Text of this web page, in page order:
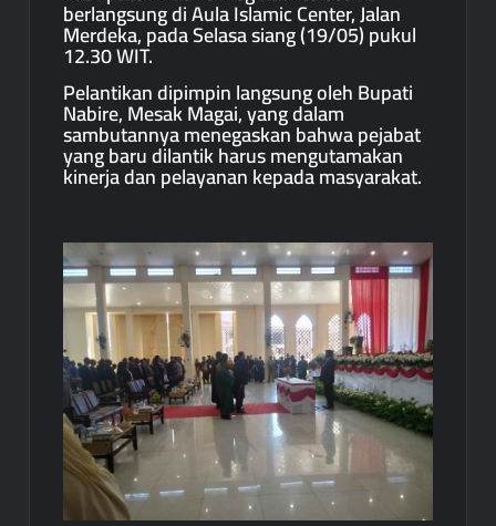
berlangsung di Aula Islamic Center, Jalan
Merdeka, pada Selasa siang (19/05) pukul
12.30 WIT.
Pelantikan dipimpin langsung oleh Bupati
Nabire, Mesak Magai, yang dalam
sambutannya menegaskan bahwa pejabat
yang baru dilantik harus mengutamakan
kinerja dan pelayanan kepada masyarakat.